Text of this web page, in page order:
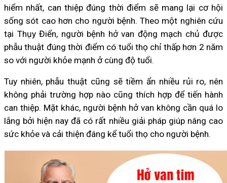
hiểm nhất, can thiệp đúng thời điểm sẽ mang lại cơ hội
sống sót cao hơn cho người bệnh. Theo một nghiên cứu
tại Thụy Điển, người bệnh hở van động mạch chủ được
phẫu thuật đúng thời điểm có tuổi thọ chỉ thấp hơn 2 năm
so với người khỏe mạnh ở cùng độ tuổi.
Tuy nhiên, phẫu thuật cũng sẽ tiềm ẩn nhiều rủi ro, nên
không phải trường hợp nào cũng thích hợp để tiến hành
can thiệp. Mặt khác, người bệnh hở van không cần quá lo
lắng bởi hiện nay đã có rất nhiều giải pháp giúp nâng cao
sức khỏe và cải thiện đáng kể tuổi thọ cho người bệnh.